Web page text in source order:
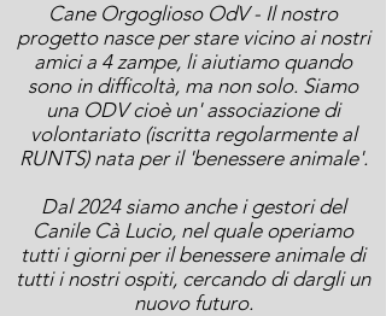
Cane Orgoglioso OdV - Il nostro
progetto nasce per stare vicino ai nostri
amici a 4 zampe, li aiutiamo quando
sono in difficoltà, ma non solo. Siamo
una ODV cioè un' associazione di
volontariato (iscritta regolarmente al
RUNTS) nata per il 'benessere animale'.
Dal 2024 siamo anche i gestori del
Canile Cà Lucio, nel quale operiamo
tutti i giorni per il benessere animale di
tutti i nostri ospiti, cercando di dargli un
nuovo futuro.